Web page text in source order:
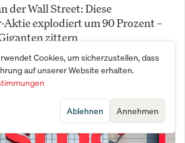
der Wall Street: Diese
explodiert um 90 Prozent –
zittern
Cookies, um sicherzustellen, dass
auf unserer Website erhalten.
Annehmen
Ablehnen